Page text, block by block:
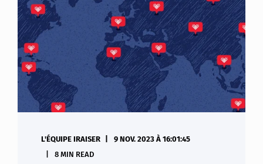
L'ÉQUIPE IRAISER
9 NOV. 2023 À 16:01:45
8 MIN READ